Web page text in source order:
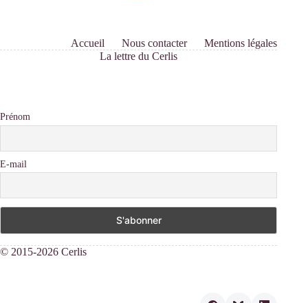
Accueil Nous contacter
Mentions légales
La lettre du Cerlis
Prénom
E-mail
© 2015-2026 Cerlis